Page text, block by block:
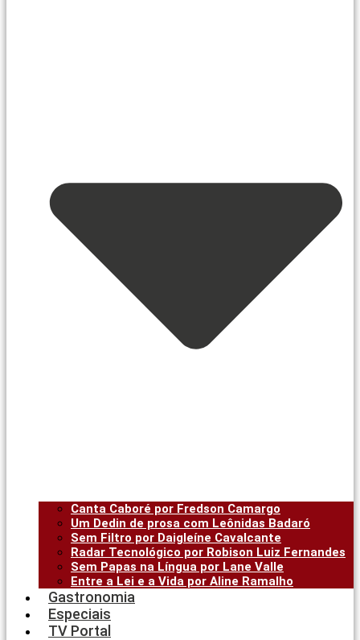
Canta Caboré por Fredson Camargo
Um Dedin de prosa com Leônidas Badaró
Sem Filtro por Daigleíne Cavalcante
Radar Tecnológico por Robison Luiz Fernandes
Sem Papas na Língua por Lane Valle
Entre a Lei e a Vida por Aline Ramalho
Gastronomia
Especiais
TV Portal